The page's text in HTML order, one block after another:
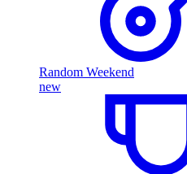
Random Weekend
new